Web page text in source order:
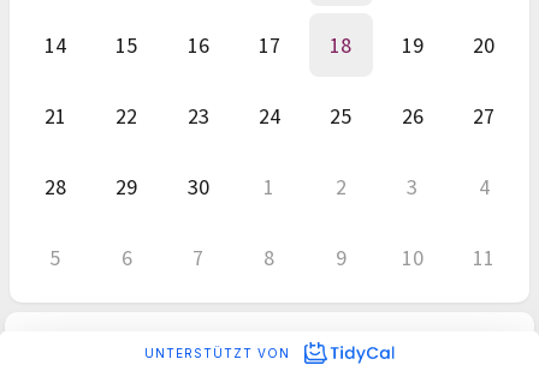
14 15 16 17 18 19 20
21 22 23 24 25 26 27
28 29 30 1 2 3 4
5 6 7 8 9 10 11
UNTERSTÜTZT VON